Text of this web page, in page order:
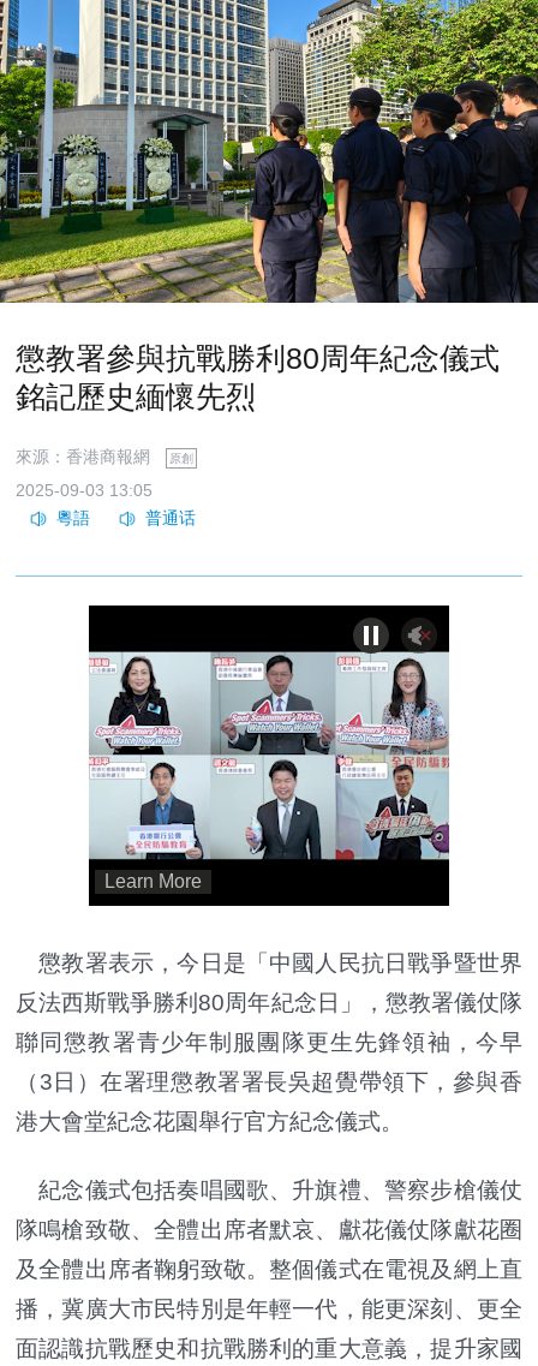
懲教署參與抗戰勝利80周年紀念儀式
銘記歷史緬懷先烈
來源：香港商報網 原創
2025-09-03 13:05
懲教署表示，今日是「中國人民抗日戰爭暨世界
反法西斯戰爭勝利80周年紀念日」，懲教署儀仗隊
聯同懲教署青少年制服團隊更生先鋒領袖，今早
（3日）在署理懲教署署長吳超覺帶領下，參與香
港大會堂紀念花園舉行官方紀念儀式。
紀念儀式包括奏唱國歌、升旗禮、警察步槍儀仗
隊鳴槍致敬、全體出席者默哀、獻花儀仗隊獻花圈
及全體出席者鞠躬致敬。整個儀式在電視及網上直
播，冀廣大市民特別是年輕一代，能更深刻、更全
面認識抗戰歷史和抗戰勝利的重大意義，提升家國